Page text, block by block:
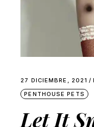
27 DICIEMBRE, 2021
PENTHOUSE PETS
Let It